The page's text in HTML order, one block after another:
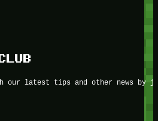
our latest tips and other news by